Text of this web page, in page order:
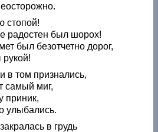
стопой!
радостен был шорох!
был безотчетно дорог,
рукой!
том признались,
самый миг,
приник,
улыбались.
в грудь